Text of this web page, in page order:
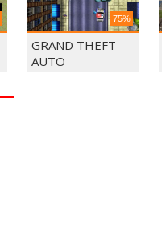
75%
GRAND THEFT
AUTO